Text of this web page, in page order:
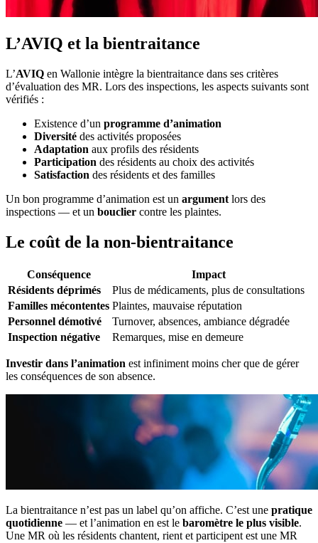
L’AVIQ et la bientraitance
L’AVIQ en Wallonie intègre la bientraitance dans ses critères
d’évaluation des MR. Lors des inspections, les aspects suivants sont
vérifiés :
Existence d’un programme d’animation
Diversité des activités proposées
Adaptation aux profils des résidents
Participation des résidents au choix des activités
Satisfaction des résidents et des familles
Un bon programme d’animation est un argument lors des
inspections — et un bouclier contre les plaintes.
Le coût de la non-bientraitance
Conséquence
Impact
Résidents déprimés
Plus de médicaments, plus de consultations
Familles mécontentes Plaintes, mauvaise réputation
Personnel démotivé
Turnover, absences, ambiance dégradée
Inspection négative
Remarques, mise en demeure
Investir dans l’animation est infiniment moins cher que de gérer
les conséquences de son absence.
La bientraitance n’est pas un label qu’on affiche. C’est une pratique
quotidienne — et l’animation en est le baromètre le plus visible.
Une MR où les résidents chantent, rient et participent est une MR